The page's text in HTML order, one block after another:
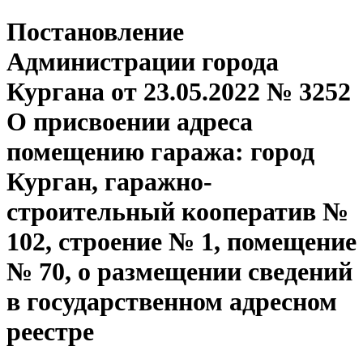
Постановление
Администрации города
Кургана от 23.05.2022 № 3252
О присвоении адреса
помещению гаража: город
Курган, гаражно-
строительный кооператив №
102, строение № 1, помещение
№ 70, о размещении сведений
в государственном адресном
реестре